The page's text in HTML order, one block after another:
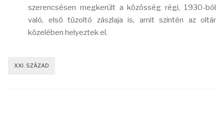
szerencsésen megkerült a közösség régi, 1930-ból
való, első tűzoltó zászlaja is, amit szintén az oltár
közelében helyeztek el.
XXI. SZÁZAD